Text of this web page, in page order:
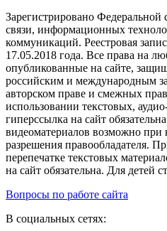
Зарегистрировано Федеральной
связи, информационных
коммуникаций. Реестровая
17.05.2018 года. Все права на
опубликованные на сайте,
российским и международным
авторском праве и смежных
использовании текстовых,
гиперссылка на сайт
видеоматериалов возможно
разрешения правообладателя.
перепечатке текстовых
на сайт обязательна. Для детей
Вопросы по работе сайта
В социальных сетях: